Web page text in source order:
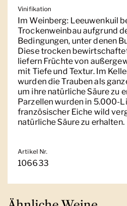
Vinifikation
Im Weinberg: Leeuwenkuil
Trockenweinbau aufgrund
Bedingungen, unter denen
Diese trocken
liefern Früchte von
mit Tiefe und Textur. Im
wurden die Trauben als
um ihre natürliche Säure zu
Parzellen wurden in 5.000-
französischer Eiche wild
natürliche Säure zu erhalten.
Artikel Nr.
106633